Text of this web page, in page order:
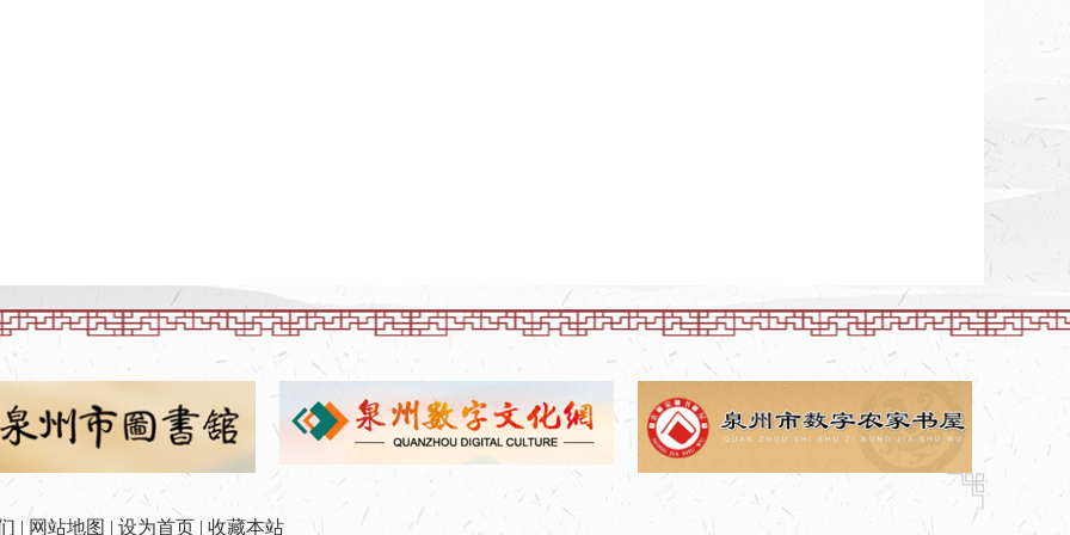
| 网站地图 | 设为首页 | 收藏本站